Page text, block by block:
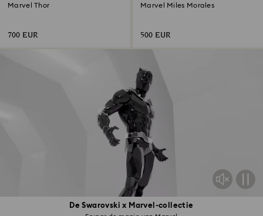
De Swarovski x Marvel-collectie
Marvel Thor
700 EUR
Marvel Miles Morales
500 EUR